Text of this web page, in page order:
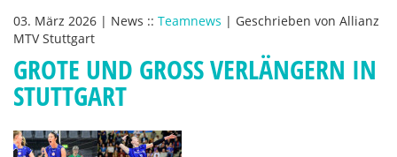
03. März 2026 | News :: Teamnews | Geschrieben von Allianz
MTV Stuttgart
GROTE UND GROSS VERLÄNGERN IN
STUTTGART